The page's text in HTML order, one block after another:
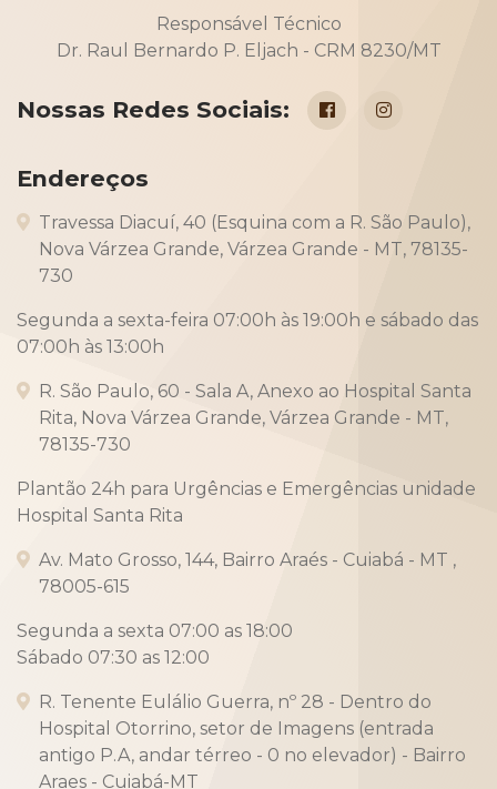
Responsável Técnico
Dr. Raul Bernardo P. Eljach - CRM 8230/MT
Nossas Redes Sociais: FacebookInstagram
Endereços
Travessa Diacuí, 40 (Esquina com a R. São Paulo),
Nova Várzea Grande, Várzea Grande - MT, 78135-
730
Segunda a sexta-feira 07:00h às 19:00h e sábado das
07:00h às 13:00h
R. São Paulo, 60 - Sala A, Anexo ao Hospital Santa
Rita, Nova Várzea Grande, Várzea Grande - MT,
78135-730
Plantão 24h para Urgências e Emergências unidade
Hospital Santa Rita
Av. Mato Grosso, 144, Bairro Araés - Cuiabá - MT ,
78005-615
Segunda a sexta 07:00 as 18:00
Sábado 07:30 as 12:00
R. Tenente Eulálio Guerra, nº 28 - Dentro do
Hospital Otorrino, setor de Imagens (entrada
antigo P.A, andar térreo - 0 no elevador) - Bairro
Araes - Cuiabá-MT